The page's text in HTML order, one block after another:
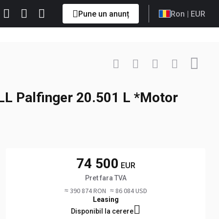
Pune un anunț Ron | EUR
+49 172 ... Afișați
Palfinger 20.501 L *Motor
74 500 EUR
Pret fara TVA
≈ 390 874 RON ≈ 86 084 USD
Leasing
Disponibil la cerere